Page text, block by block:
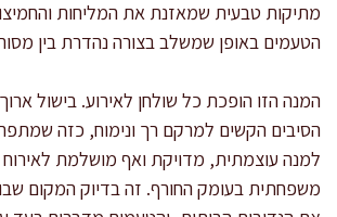
מתיקות טבעית שמאזנת את המליחות
הטעמים באופן שמשלב בצורה נהדרת בין
המנה הזו הופכת כל שולחן לאירוע. בישול
הסיבים הקשים למרקם רך ונימוח, כזה
למנה עוצמתית, מדויקת ואף מושלמת לאירוח
משפחתית בעומק החורף. זה בדיוק המקום